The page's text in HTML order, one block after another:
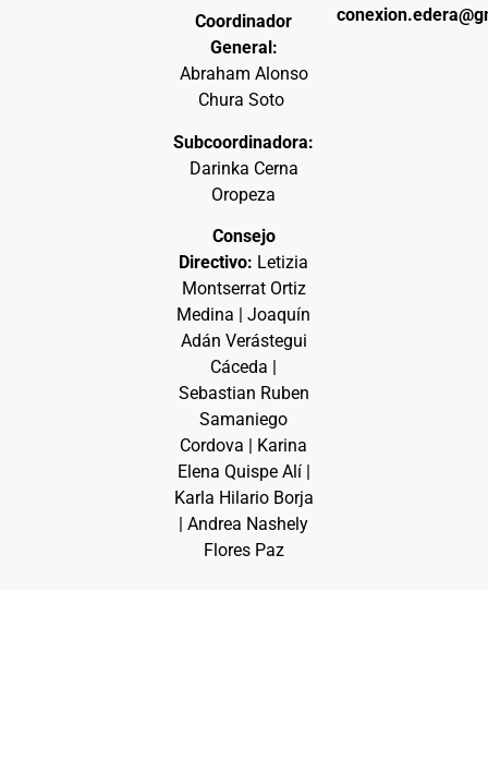
Coordinador
General:
Abraham Alonso
Chura Soto
Subcoordinadora:
Darinka Cerna
Oropeza
Consejo
Directivo: Letizia
Montserrat Ortiz
Medina | Joaquín
Adán Verástegui
Cáceda |
Sebastian Ruben
Samaniego
Cordova | Karina
Elena Quispe Alí |
Karla Hilario Borja
| Andrea Nashely
Flores Paz